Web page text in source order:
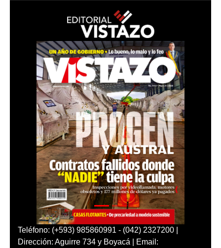
Teléfono: (+593) 985860991 - (042) 2327200 |
Dirección: Aguirre 734 y Boyacá | Email: